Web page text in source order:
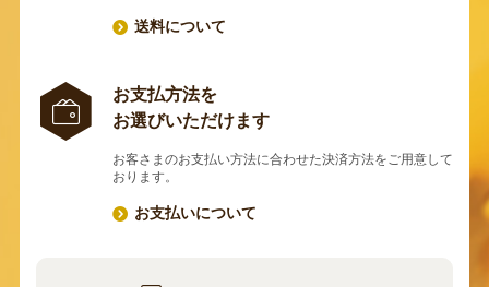
送料について
お支払方法を
お選びいただけます
お客さまのお支払い方法に合わせた決済方法をご用意して
おります。
お支払いについて